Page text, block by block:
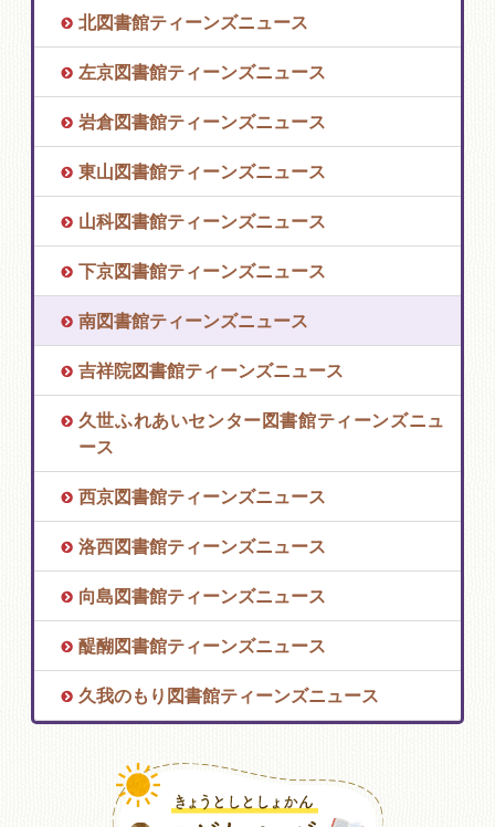
北図書館ティーンズニュース
左京図書館ティーンズニュース
岩倉図書館ティーンズニュース
東山図書館ティーンズニュース
山科図書館ティーンズニュース
下京図書館ティーンズニュース
南図書館ティーンズニュース
吉祥院図書館ティーンズニュース
久世ふれあいセンター図書館ティーンズニュ
ース
西京図書館ティーンズニュース
洛西図書館ティーンズニュース
向島図書館ティーンズニュース
醍醐図書館ティーンズニュース
久我のもり図書館ティーンズニュース